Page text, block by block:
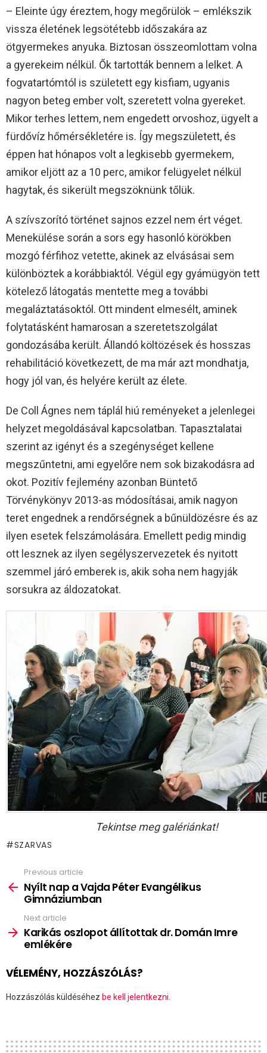
– Eleinte úgy éreztem, hogy megőrülök – emlékszik
vissza életének legsötétebb időszakára az
ötgyermekes anyuka. Biztosan összeomlottam volna
a gyerekeim nélkül. Ők tartották bennem a lelket. A
fogvatartómtól is született egy kisfiam, ugyanis
nagyon beteg ember volt, szeretett volna gyereket.
Mikor terhes lettem, nem engedett orvoshoz, ügyelt a
fürdővíz hőmérsékletére is. Így megszületett, és
éppen hat hónapos volt a legkisebb gyermekem,
amikor eljött az a 10 perc, amikor felügyelet nélkül
hagytak, és sikerült megszöknünk tőlük.
A szívszorító történet sajnos ezzel nem ért véget.
Menekülése során a sors egy hasonló körökben
mozgó férfihoz vetette, akinek az elvásásai sem
különböztek a korábbiaktól. Végül egy gyámügyön tett
kötelező látogatás mentette meg a további
megaláztatásoktól. Ott mindent elmesélt, aminek
folytatásként hamarosan a szeretetszolgálat
gondozásába került. Állandó költözések és hosszas
rehabilitáció következett, de ma már azt mondhatja,
hogy jól van, és helyére került az élete.
De Coll Ágnes nem táplál hiú reményeket a jelenlegei
helyzet megoldásával kapcsolatban. Tapasztalatai
szerint az igényt és a szegénységet kellene
megszűntetni, ami egyelőre nem sok bizakodásra ad
okot. Pozitív fejlemény azonban Büntető
Törvénykönyv 2013-as módosításai, amik nagyon
teret engednek a rendőrségnek a bűnüldözésre és az
ilyen esetek felszámolására. Emellett pedig mindig
ott lesznek az ilyen segélyszervezetek és nyitott
szemmel járó emberek is, akik soha nem hagyják
sorsukra az áldozatokat.
Tekintse meg galériánkat!
SZARVAS
more
Previous article
Nyílt nap a Vajda Péter Evangélikus
Gimnáziumban
Next article
Karikás oszlopot állítottak dr. Domán Imre
emlékére
VÉLEMÉNY, HOZZÁSZÓLÁS?
Hozzászólás küldéséhez be kell jelentkezni